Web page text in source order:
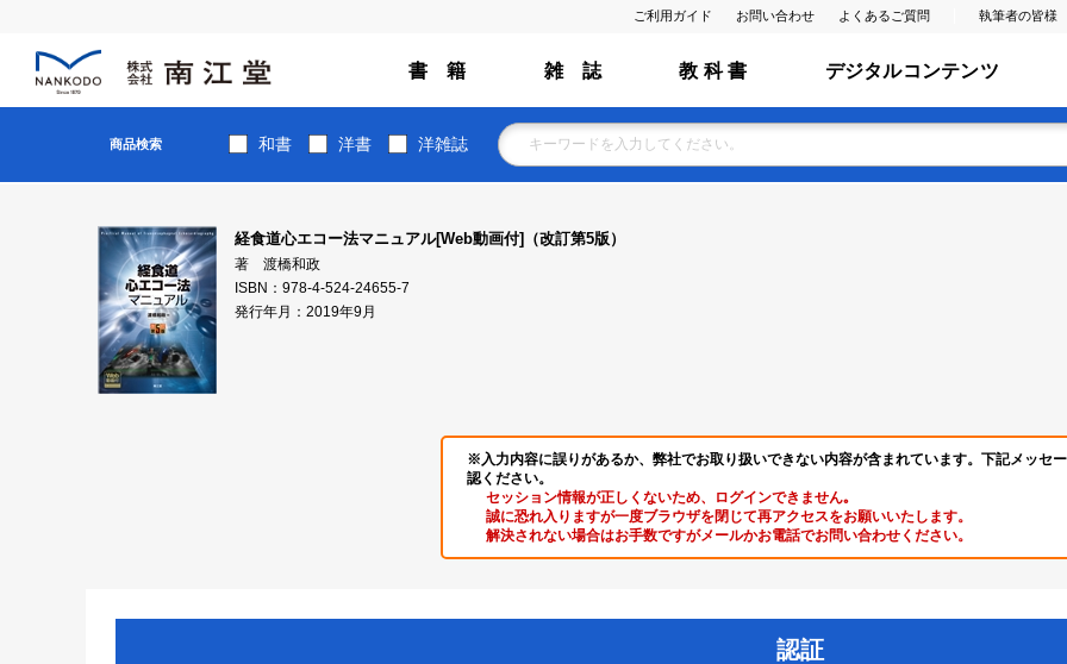
ご利用ガイド お問い合わせ よくあるご質問 執筆者の皆様
書 籍 雑 誌 教 科 書 デジタルコンテンツ
商品検索 和書 洋書 洋雑誌
経食道心エコー法マニュアル[Web動画付]（改訂第5版）
著 渡橋和政
ISBN：978-4-524-24655-7
発行年月：2019年9月
※入力内容に誤りがあるか、弊社でお取り扱いできない内容が含まれています。下記メッセ
認ください。
セッション情報が正しくないため、ログインできません｡
誠に恐れ入りますが一度ブラウザを閉じて再アクセスをお願いいたします。
解決されない場合はお手数ですがメールかお電話でお問い合わせください。
認証